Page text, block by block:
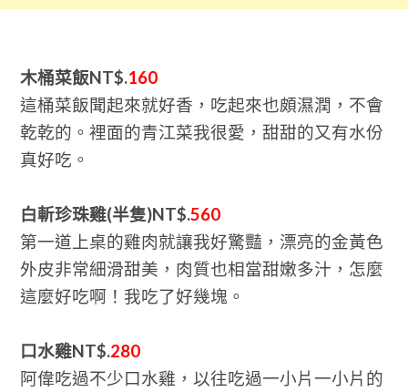
木桶菜飯NT$.160
這桶菜飯聞起來就好香，吃起來也頗濕潤，不會
乾乾的。裡面的青江菜我很愛，甜甜的又有水份
真好吃。
白斬珍珠雞(半隻)NT$.560
第一道上桌的雞肉就讓我好驚豔，漂亮的金黃色
外皮非常細滑甜美，肉質也相當甜嫩多汁，怎麼
這麼好吃啊！我吃了好幾塊。
口水雞NT$.280
阿偉吃過不少口水雞，以往吃過一小片一小片的